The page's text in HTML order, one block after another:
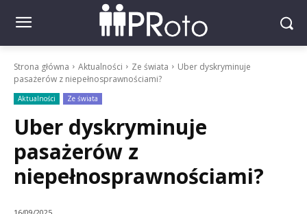
Strona główna Aktualności Ze świata
Uber dyskryminuje
pasażerów z niepełnosprawnościami?
Aktualności Ze świata
Uber dyskryminuje
pasażerów z
niepełnosprawnościami?